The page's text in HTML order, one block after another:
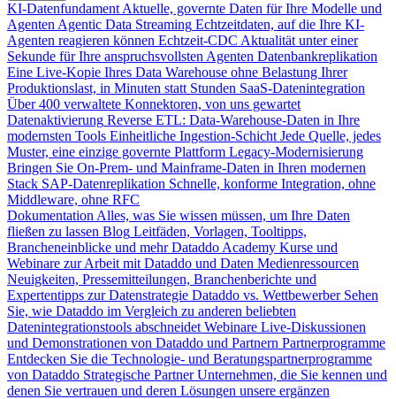
KI-Datenfundament Aktuelle, governte Daten für Ihre Modelle und
Agenten Agentic Data Streaming Echtzeitdaten, auf die Ihre KI-
Agenten reagieren können Echtzeit-CDC Aktualität unter einer
Sekunde für Ihre anspruchsvollsten Agenten Datenbankreplikation
Eine Live-Kopie Ihres Data Warehouse ohne Belastung Ihrer
Produktionslast, in Minuten statt Stunden SaaS-Datenintegration
Über 400 verwaltete Konnektoren, von uns gewartet
Datenaktivierung Reverse ETL: Data-Warehouse-Daten in Ihre
modernsten Tools Einheitliche Ingestion-Schicht Jede Quelle, jedes
Muster, eine einzige governte Plattform Legacy-Modernisierung
Bringen Sie On-Prem- und Mainframe-Daten in Ihren modernen
Stack SAP-Datenreplikation Schnelle, konforme Integration, ohne
Middleware, ohne RFC
Dokumentation Alles, was Sie wissen müssen, um Ihre Daten
fließen zu lassen Blog Leitfäden, Vorlagen, Tooltipps,
Brancheneinblicke und mehr Dataddo Academy Kurse und
Webinare zur Arbeit mit Dataddo und Daten Medienressourcen
Neuigkeiten, Pressemitteilungen, Branchenberichte und
Expertentipps zur Datenstrategie Dataddo vs. Wettbewerber Sehen
Sie, wie Dataddo im Vergleich zu anderen beliebten
Datenintegrationstools abschneidet Webinare Live-Diskussionen
und Demonstrationen von Dataddo und Partnern Partnerprogramme
Entdecken Sie die Technologie- und Beratungspartnerprogramme
von Dataddo Strategische Partner Unternehmen, die Sie kennen und
denen Sie vertrauen und deren Lösungen unsere ergänzen